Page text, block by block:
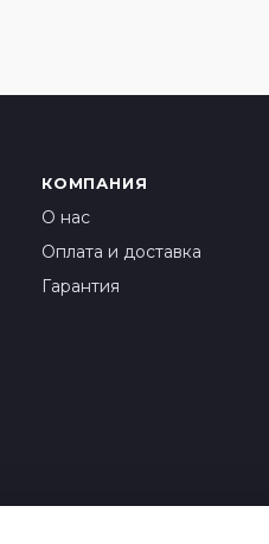
КОМПАНИЯ
О нас
Оплата и доставка
Гарантия